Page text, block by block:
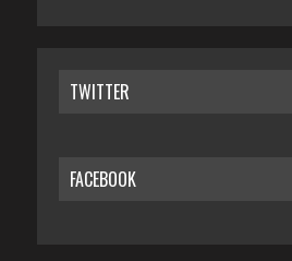
TWITTER
FACEBOOK